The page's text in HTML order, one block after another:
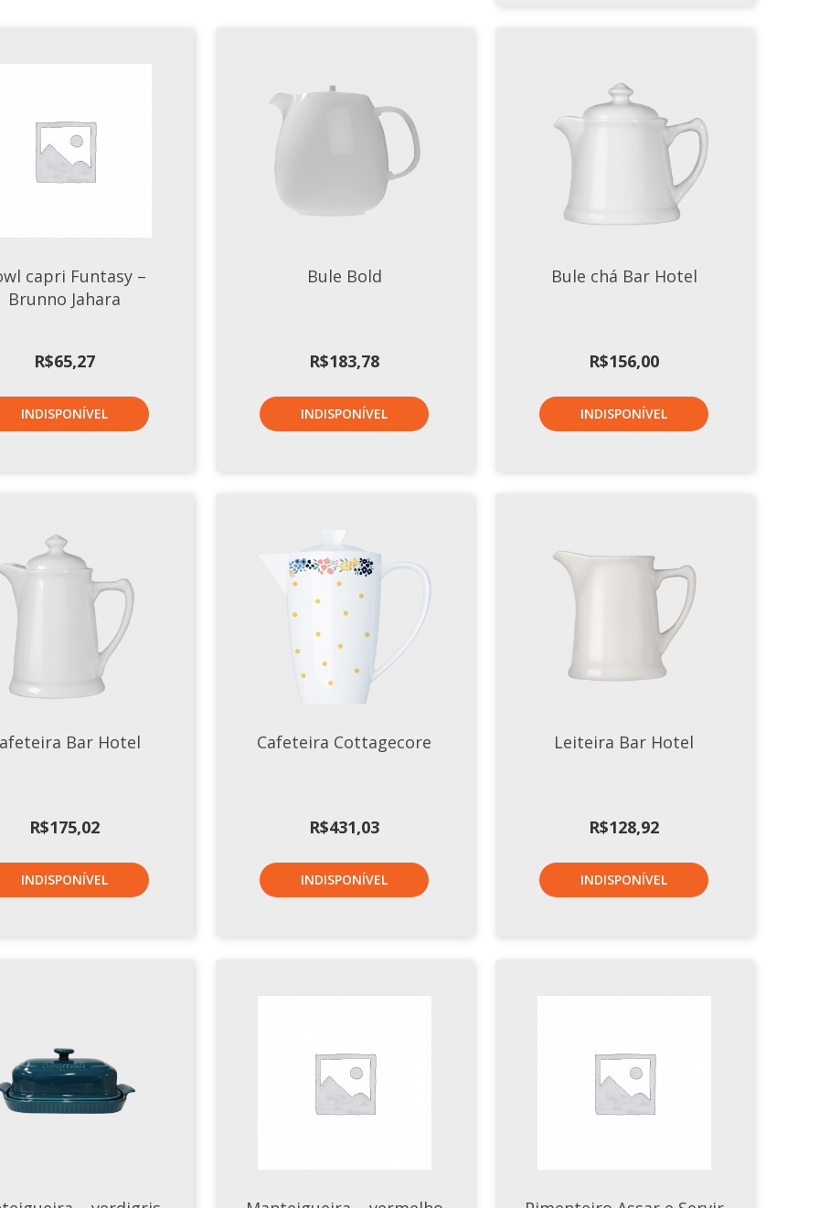
capri Funtasy –
Brunno Jahara
R$65,27
INDISPONÍVEL
Bule Bold
R$183,78
INDISPONÍVEL
Bule chá Bar Hotel
R$156,00
INDISPONÍVEL
Bar Hotel
R$175,02
INDISPONÍVEL
Cafeteira Cottagecore
R$431,03
INDISPONÍVEL
Leiteira Bar Hotel
R$128,92
INDISPONÍVEL